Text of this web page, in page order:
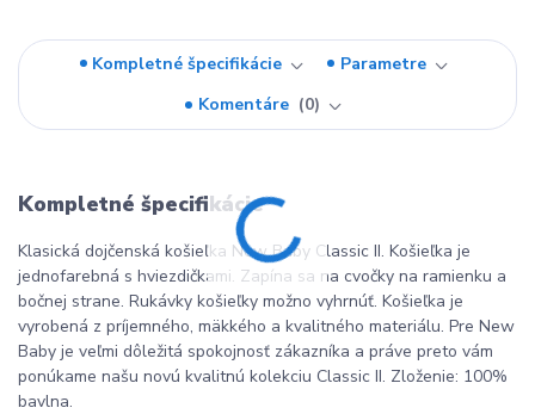
Kompletné špecifikácie
Parametre
Komentáre
0
Kompletné špecifikácie
Klasická dojčenská košieľka New Baby Classic II. Košieľka je
jednofarebná s hviezdičkami. Zapína sa na cvočky na ramienku a
bočnej strane. Rukávky košieľky možno vyhrnúť. Košieľka je
vyrobená z príjemného, mäkkého a kvalitného materiálu. Pre New
Baby je veľmi dôležitá spokojnosť zákazníka a práve preto vám
ponúkame našu novú kvalitnú kolekciu Classic II. Zloženie: 100%
bavlna.